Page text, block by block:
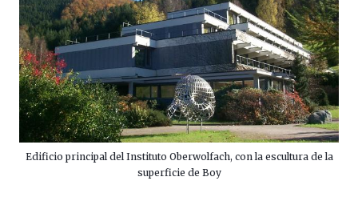
Edificio principal del Instituto Oberwolfach, con la escultura de la
superficie de Boy